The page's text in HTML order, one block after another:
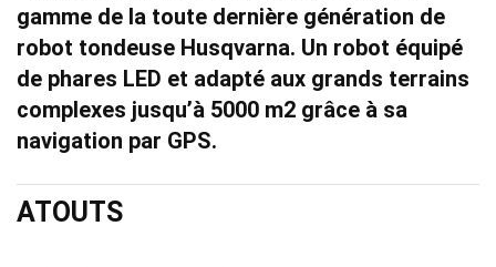
gamme de la toute dernière génération de
robot tondeuse Husqvarna. Un robot équipé
de phares LED et adapté aux grands terrains
complexes jusqu’à 5000 m2 grâce à sa
navigation par GPS.
ATOUTS